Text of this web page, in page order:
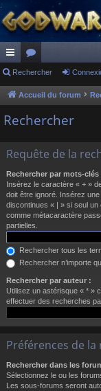
ac
co
ur
s
or
u
m
Rechercher
Accueil du forum
Rechercher
Requête de la
Rechercher par mots-clés
Insérez le caractère « + »
doit être ignoré. Insérez
discontinues « | » si seul
comme métacaractère
partielles.
Rechercher tous les
Rechercher n’importe
Rechercher par auteur :
Utilisez un astérisque « * »
effectuer des recherches
Préférences de la
Rechercher dans les
Sélectionnez le ou les
Les sous-forums seront